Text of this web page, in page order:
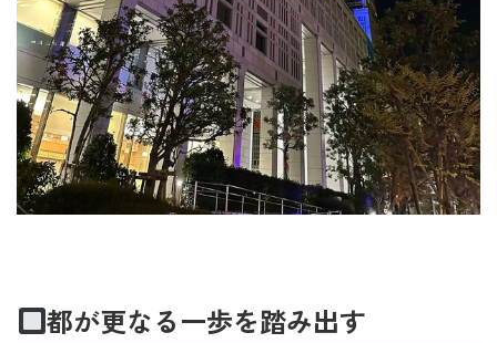
都が更なる一歩を踏み出す